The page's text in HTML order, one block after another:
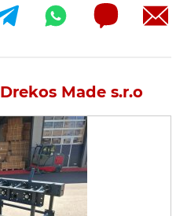
Drekos Made s.r.o